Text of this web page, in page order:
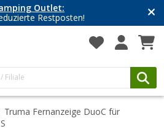
Outlet:
Restposten!
Truma Fernanzeige DuoC für